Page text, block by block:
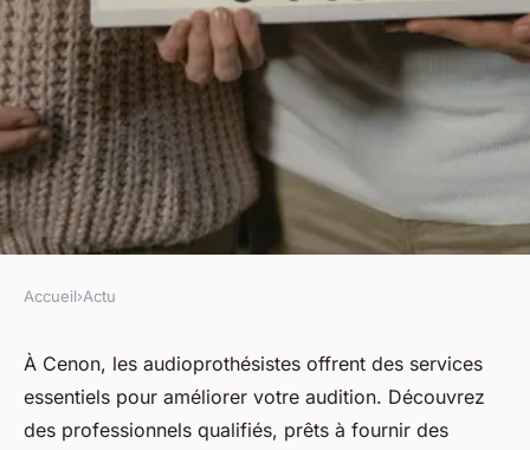
Découvrez les services de
l'audioprothésiste à cenon
Accueil›Actu
À Cenon, les audioprothésistes offrent des services
essentiels pour améliorer votre audition. Découvrez
des professionnels qualifiés, prêts à fournir des